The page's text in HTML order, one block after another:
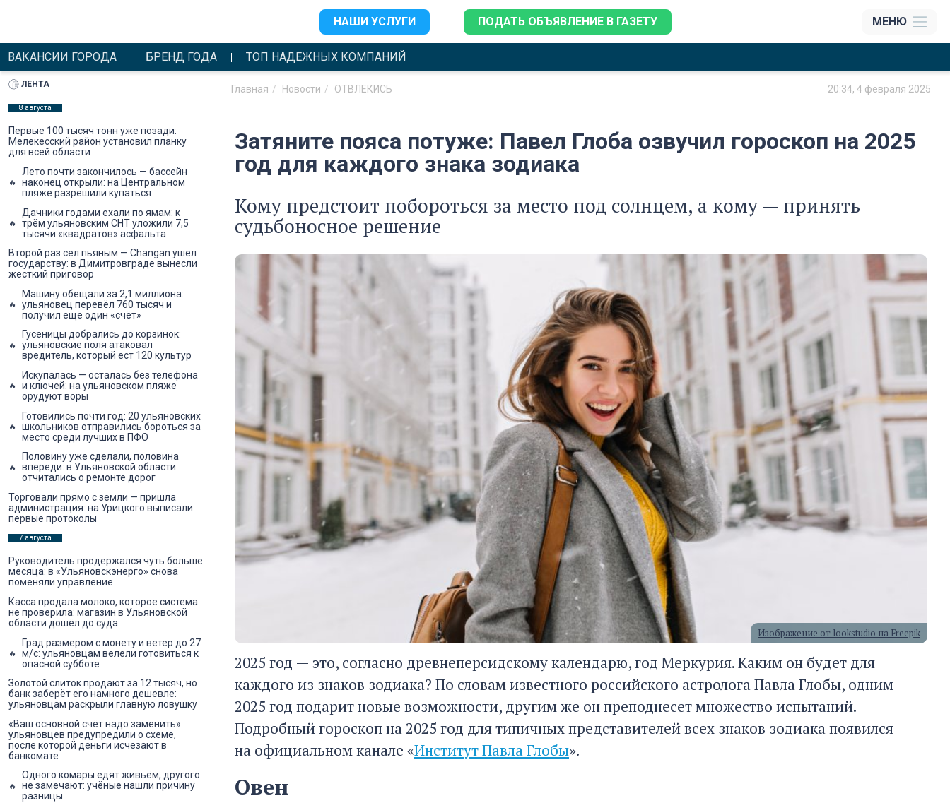
НАШИ УСЛУГИ ПОДАТЬ ОБЪЯВЛЕНИЕ В ГАЗЕТУ МЕНЮ
ВАКАНСИИ ГОРОДА БРЕНД ГОДА ТОП НАДЕЖНЫХ КОМПАНИЙ
Главная Новости ОТВЛЕКИСЬ 20:34, 4 февраля 2025
Затяните пояса потуже: Павел Глоба озвучил гороскоп на 2025
год для каждого знака зодиака
Кому предстоит побороться за место под солнцем, а кому — принять
судьбоносное решение
Изображение от lookstudio на Freepik
2025 год — это, согласно древнеперсидскому календарю, год Меркурия. Каким он будет для
каждого из знаков зодиака? По словам известного российского астролога Павла Глобы, одним
2025 год подарит новые возможности, другим же он преподнесет множество испытаний.
Подробный гороскоп на 2025 год для типичных представителей всех знаков зодиака появился
на официальном канале «Институт Павла Глобы».
Овен
ЛЕНТА
8 августа
Первые 100 тысяч тонн уже позади:
Мелекесский район установил планку
для всей области
Лето почти закончилось — бассейн
наконец открыли: на Центральном
пляже разрешили купаться
Дачники годами ехали по ямам: к
трём ульяновским СНТ уложили 7,5
тысячи «квадратов» асфальта
Второй раз сел пьяным — Changan ушёл
государству: в Димитровграде вынесли
жёсткий приговор
Машину обещали за 2,1 миллиона:
ульяновец перевёл 760 тысяч и
получил ещё один «счёт»
Гусеницы добрались до корзинок:
ульяновские поля атаковал
вредитель, который ест 120 культур
Искупалась — осталась без телефона
и ключей: на ульяновском пляже
орудуют воры
Готовились почти год: 20 ульяновских
школьников отправились бороться за
место среди лучших в ПФО
Половину уже сделали, половина
впереди: в Ульяновской области
отчитались о ремонте дорог
Торговали прямо с земли — пришла
администрация: на Урицкого выписали
первые протоколы
7 августа
Руководитель продержался чуть больше
месяца: в «Ульяновскэнерго» снова
поменяли управление
Касса продала молоко, которое система
не проверила: магазин в Ульяновской
области дошёл до суда
Град размером с монету и ветер до 27
м/с: ульяновцам велели готовиться к
опасной субботе
Золотой слиток продают за 12 тысяч, но
банк заберёт его намного дешевле:
ульяновцам раскрыли главную ловушку
«Ваш основной счёт надо заменить»:
ульяновцев предупредили о схеме,
после которой деньги исчезают в
банкомате
Одного комары едят живьём, другого
не замечают: учёные нашли причину
разницы